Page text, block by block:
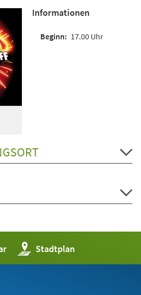
Informationen
17.00 Uhr
Stadtplan
(Öffnet
in
einem